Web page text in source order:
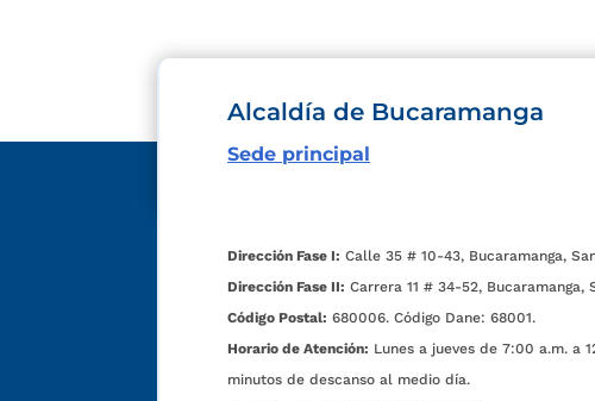
Alcaldía de Bucaramanga
Sede principal
Dirección Fase I: Calle 35 # 10-43, Bucaramanga,
Dirección Fase II: Carrera 11 # 34-52, Bucaramanga,
Código Postal: 680006. Código Dane: 68001.
Horario de Atención: Lunes a jueves de 7:00 a.m. a
minutos de descanso al medio día.